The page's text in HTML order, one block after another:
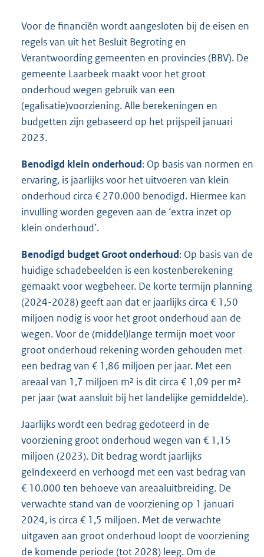
Voor de financiën wordt aangesloten bij de eisen en
regels van uit het Besluit Begroting en
Verantwoording gemeenten en provincies (BBV). De
gemeente Laarbeek maakt voor het groot
onderhoud wegen gebruik van een
(egalisatie)voorziening. Alle berekeningen en
budgetten zijn gebaseerd op het prijspeil januari
2023.
Benodigd klein onderhoud: Op basis van normen en
ervaring, is jaarlijks voor het uitvoeren van klein
onderhoud circa € 270.000 benodigd. Hiermee kan
invulling worden gegeven aan de ‘extra inzet op
klein onderhoud’.
Benodigd budget Groot onderhoud: Op basis van de
huidige schadebeelden is een kostenberekening
gemaakt voor wegbeheer. De korte termijn planning
(2024-2028) geeft aan dat er jaarlijks circa € 1,50
miljoen nodig is voor het groot onderhoud aan de
wegen. Voor de (middel)lange termijn moet voor
groot onderhoud rekening worden gehouden met
een bedrag van € 1,86 miljoen per jaar. Met een
areaal van 1,7 miljoen m² is dit circa € 1,09 per m²
per jaar (wat aansluit bij het landelijke gemiddelde).
Jaarlijks wordt een bedrag gedoteerd in de
voorziening groot onderhoud wegen van € 1,15
miljoen (2023). Dit bedrag wordt jaarlijks
geïndexeerd en verhoogd met een vast bedrag van
€ 10.000 ten behoeve van areaaluitbreiding. De
verwachte stand van de voorziening op 1 januari
2024, is circa € 1,5 miljoen. Met de verwachte
uitgaven aan groot onderhoud loopt de voorziening
de komende periode (tot 2028) leeg. Om de